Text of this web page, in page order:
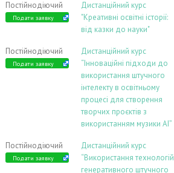
Постійнодіючий
Подати заявку
Дистанційний курс
"Креативні освітні історії:
від казки до науки"
Постійнодіючий
Подати заявку
Дистанційний курс
“Інноваційні підходи до
використання штучного
інтелекту в освітньому
процесі для створення
творчих проєктів з
використанням музики АІ”
Постійнодіючий
Подати заявку
Дистанційний курс
“Використання технологій
генеративного штучного